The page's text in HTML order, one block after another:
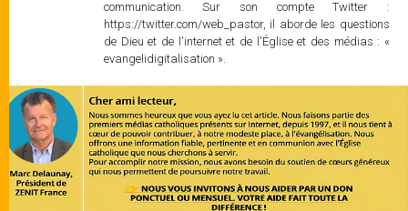
communication. Sur son compte Twitter :
https://twitter.com/web_pastor, il aborde les questions
de Dieu et de l'internet et de l'Église et des médias : «
evangelidigitalisation ».